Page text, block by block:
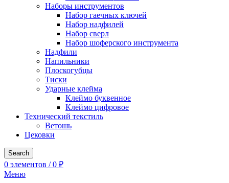
Наборы инструментов
Набор гаечных ключей
Набор надфилей
Набор сверл
Набор шоферского инструмента
Надфили
Напильники
Плоскогубцы
Тиски
Ударные клейма
Клеймо буквенное
Клеймо цифровое
Технический текстиль
Ветошь
Цековки
Search
0 элементов / 0 ₽
Меню